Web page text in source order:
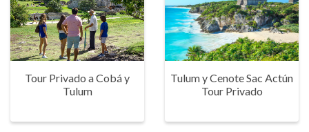
Tour Privado a Cobá y
Tulum
Tulum y Cenote Sac Actún
Tour Privado